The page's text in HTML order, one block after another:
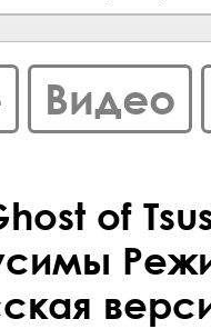
Видео
of